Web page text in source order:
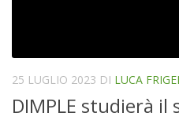
25 LUGLIO 2023 DI LUCA
DIMPLE studierà il